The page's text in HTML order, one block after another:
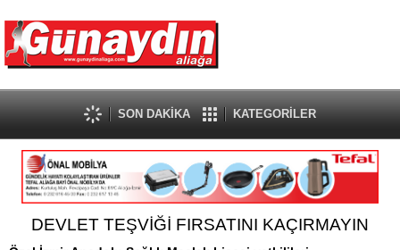
SON DAKİKA KATEGORİLER
DEVLET TEŞVİĞİ FIRSATINI KAÇIRMAYIN